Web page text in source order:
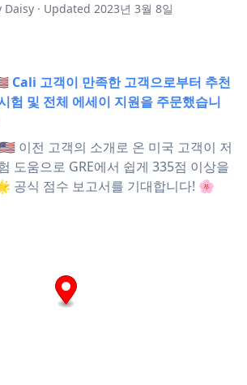
Daisy · Updated 2023년 3월 8일
Cali 고객이 만족한 고객으로부터 추천
험 및 전체 에세이 지원을 주문했습니
🇺🇸 이전 고객의 소개로 온 미국 고객이 저
도움으로 GRE에서 쉽게 335점 이상을
공식 점수 보고서를 기대합니다! 🌸